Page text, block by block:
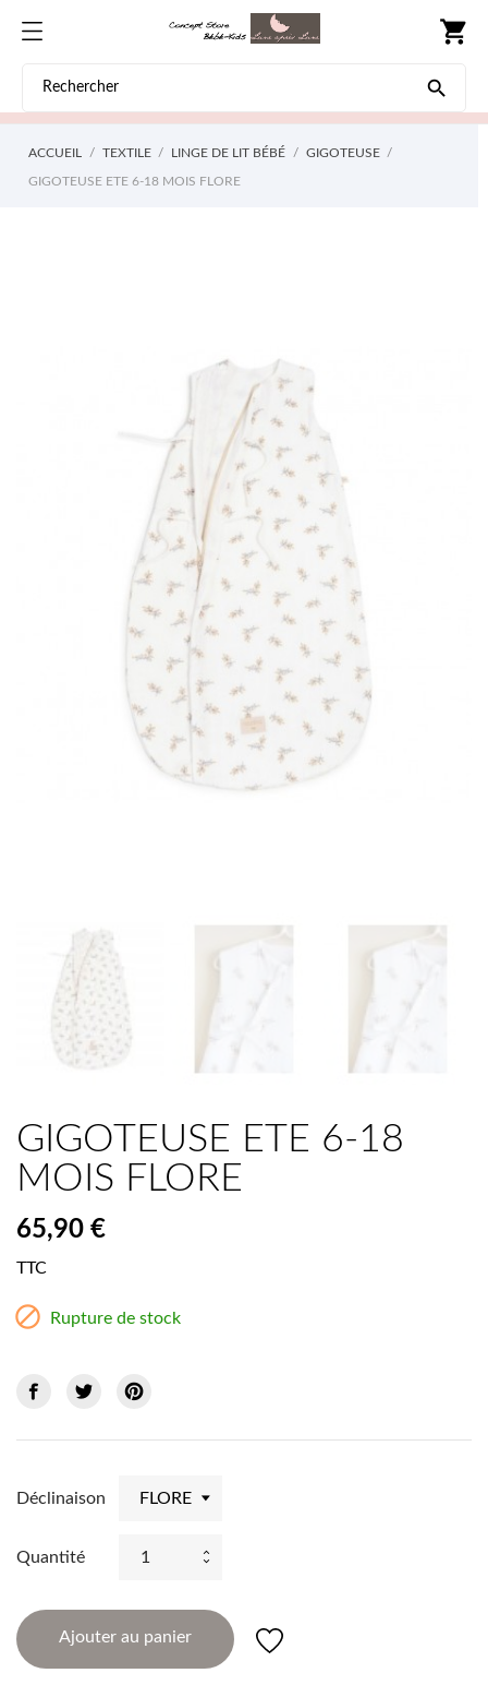
shopping_cart

ACCUEIL TEXTILE LINGE DE LIT BÉBÉ GIGOTEUSE
GIGOTEUSE ETE 6-18 MOIS FLORE
GIGOTEUSE ETE 6-18
MOIS FLORE
65,90 €
TTC
 Rupture de stock
Déclinaison
Quantité
Ajouter au panier